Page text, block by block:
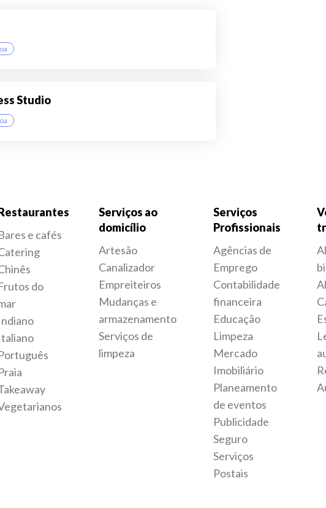
Studio
e cafés
do
Serviços ao
domicílio
Artesão
Canalizador
Empreiteiros
Mudanças e
armazenamento
Serviços de
limpeza
Serviços
Profissionais
Agências de
Emprego
Contabilidade
financeira
Educação
Limpeza
Mercado
Imobiliário
Planeamento
de eventos
Publicidade
Seguro
Serviços
Postais